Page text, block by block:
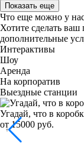
Показать еще
Что еще можно у нас
Хотите сделать ваш
дополнительные
Интерактивы
Шоу
Аренда
На корпоратив
Выездные станции
Угадай, что в
от 15000 руб.